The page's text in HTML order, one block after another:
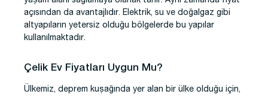
açısından da avantajlıdır. Elektrik, su ve doğalgaz gibi
altyapıların yetersiz olduğu bölgelerde bu yapılar
kullanılmaktadır.
Çelik Ev Fiyatları Uygun Mu?
Ülkemiz, deprem kuşağında yer alan bir ülke olduğu için,